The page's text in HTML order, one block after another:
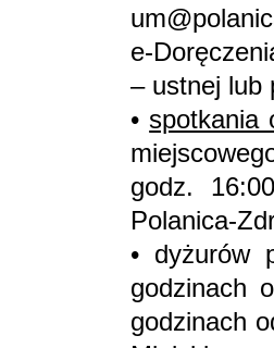
e-
– ustnej lub
• spotkania
godz.
Polanica-
• dyżurów
godzinach
godzinach